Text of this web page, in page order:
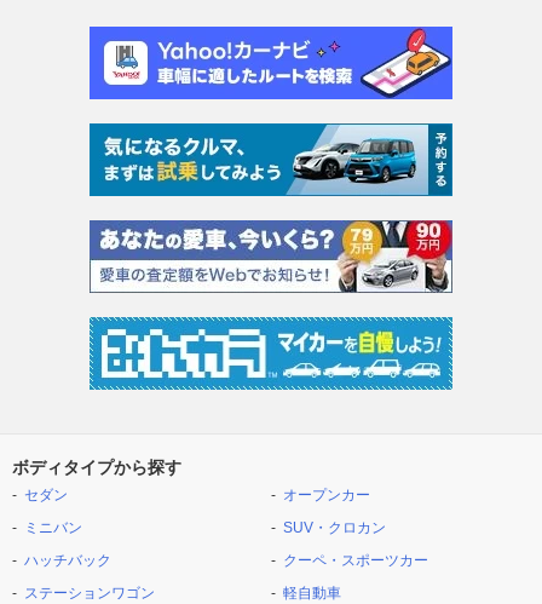
ボディタイプから探す
セダン
ミニバン
ハッチバック
ステーションワゴン
オープンカー
SUV・クロカン
クーペ・スポーツカー
軽自動車